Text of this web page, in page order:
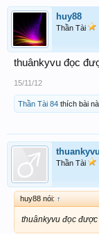
huy88
Thần Tài
thuânkyvu đọc
15/11/12
Thần Tài 84 thích bài
thuankyvu
Thần Tài
huy88 nói: ↑
thuânkyvu đọc